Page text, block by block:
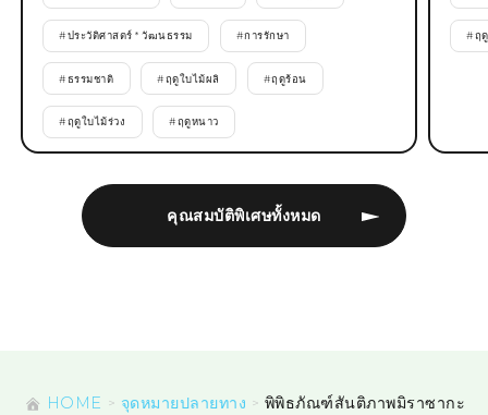
คุณสมบัติพิเศษทั้งหมด
#ประวัติศาสตร์ * วัฒนธรรม #การรักษา
#ธรรมชาติ #ฤดูใบไม้ผลิ #ฤดูร้อน
#ฤดูใบไม้ร่วง #ฤดูหนาว
#ฤ
HOME จุดหมายปลายทาง พิพิธภัณฑ์สันติภาพมิราซากะ